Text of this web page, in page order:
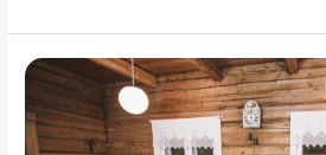
Perinnejouluruoka